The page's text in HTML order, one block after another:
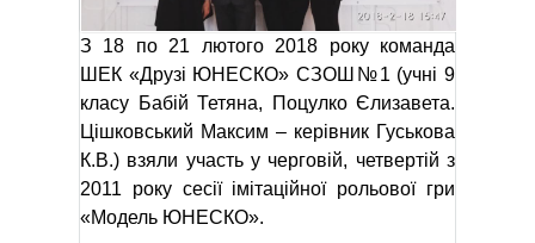
З 18 по 21 лютого 2018 року команда
ШЕК «Друзі ЮНЕСКО» СЗОШ№1 (учні 9
класу Бабій Тетяна, Поцулко Єлизавета.
Цішковський Максим – керівник Гуськова
К.В.) взяли участь у черговій, четвертій з
2011 року сесії імітаційної рольової гри
«Модель ЮНЕСКО».